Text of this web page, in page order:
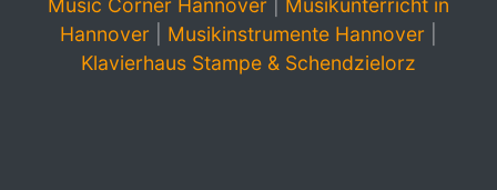
Hannover
Musikinstrumente Hannover
Klavierhaus Stampe & Schendzielorz